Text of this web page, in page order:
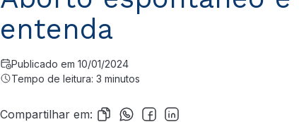
entenda
Publicado em 10/01/2024
Tempo de leitura: 3 minutos
Compartilhar em: